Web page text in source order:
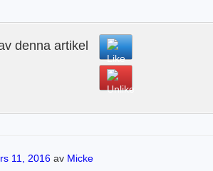
denna artikel
11, 2016 av Micke